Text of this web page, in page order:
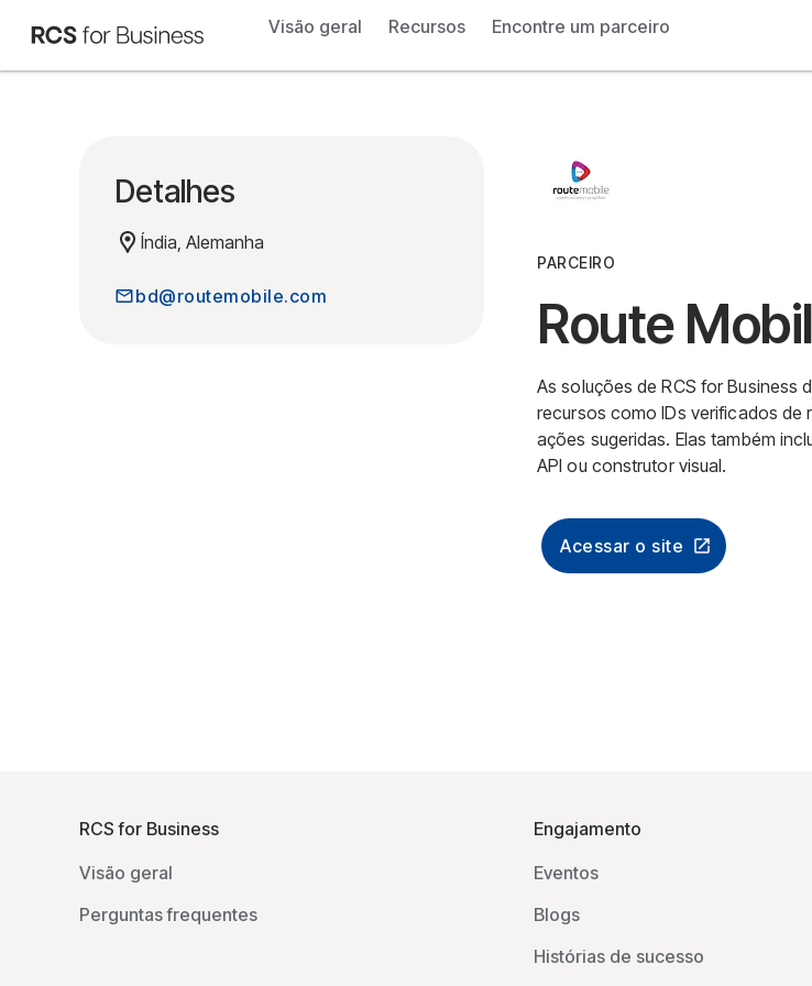
Visão geral Recursos Encontre um parceiro
Detalhes
Índia, Alemanha
bd@routemobile.com
PARCEIRO
Route
As soluções de RCS for Business
recursos como IDs verificados de
ações sugeridas. Elas também
API ou construtor visual.
Acessar o site
RCS for Business
Visão geral
Perguntas frequentes
Engajamento
Eventos
Blogs
Histórias de sucesso